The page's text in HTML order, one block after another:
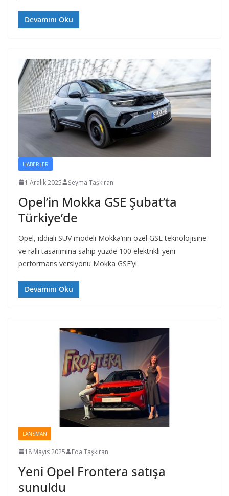
Devamını Oku
HABERLER
1 Aralık 2025 Şeyma Taşkıran
Opel’in Mokka GSE Şubat’ta
Türkiye’de
Opel, iddialı SUV modeli Mokka’nın özel GSE teknolojisine
ve ralli tasarımına sahip yüzde 100 elektrikli yeni
performans versiyonu Mokka GSE’yi
Devamını Oku
LANSMAN
18 Mayıs 2025 Eda Taşkıran
Yeni Opel Frontera satışa
sunuldu